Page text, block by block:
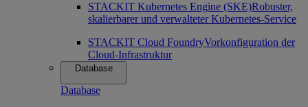
STACKIT Kubernetes Engine (SKE)Robuster,
skalierbarer und verwalteter Kubernetes-Service
STACKIT Cloud FoundryVorkonfiguration der
Cloud-Infrastruktur
Database
Database